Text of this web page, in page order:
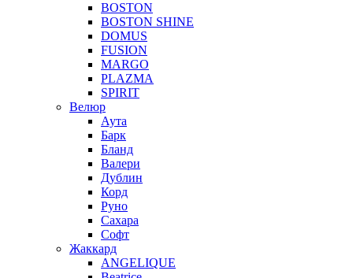
BOSTON
BOSTON SHINE
DOMUS
FUSION
MARGO
PLAZMA
SPIRIT
Велюр
Аута
Барк
Бланд
Валери
Дублин
Корд
Руно
Сахара
Софт
Жаккард
ANGELIQUE